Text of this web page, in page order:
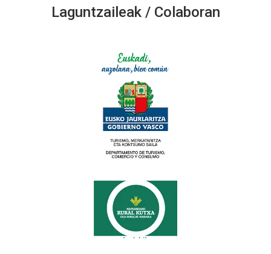
Laguntzaileak / Colaboran